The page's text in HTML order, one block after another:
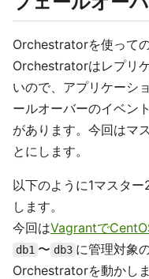
Orchestratorを使って
Orchestratorはレプリ
いので、アプリケーシ
ールオーバーのイベン
があります。今回はマ
とにします。
以下のように1マスタ
します。
今回はVagrantで
db1 〜 db3 に管理対象
Orchestratorを動かしま